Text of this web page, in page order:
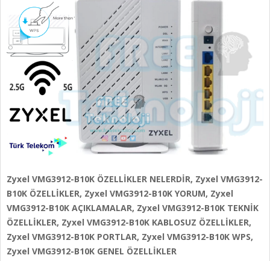
Zyxel VMG3912-B10K ÖZELLİKLER NELERDİR, Zyxel VMG3912-
B10K ÖZELLİKLER, Zyxel VMG3912-B10K YORUM, Zyxel
VMG3912-B10K AÇIKLAMALAR, Zyxel VMG3912-B10K TEKNİK
ÖZELLİKLER, Zyxel VMG3912-B10K KABLOSUZ ÖZELLİKLER,
Zyxel VMG3912-B10K PORTLAR, Zyxel VMG3912-B10K WPS,
Zyxel VMG3912-B10K GENEL ÖZELLİKLER